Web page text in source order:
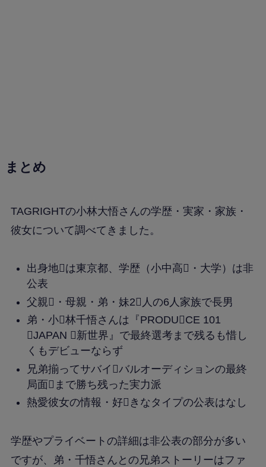
まとめ
TAGRIGHTの小林大悟さんの学歴・実家・家族・
彼女について調べてきました。
出身地は東京都、学歴（小中高・大学）は非
公表
父親・母親・弟・妹2人の6人家族で長男
弟・小林千悟さんは『PRODUCE 101
JAPAN 新世界』で最終選考まで残るも惜し
くもデビューならず
兄弟揃ってサバイバルオーディションの最終
局面まで勝ち残った実力派
熱愛彼女の情報・好きなタイプの公表はなし
学歴やプライベートの詳細は非公表の部分が多い
ですが、弟・千悟さんとの兄弟ストーリーはファ